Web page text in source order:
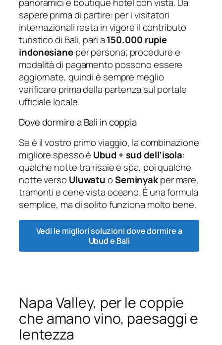
sapere prima di partire: per i visitatori
internazionali resta in vigore il contributo
turistico di Bali, pari a150.000 rupie
indonesianeper persona; procedure e
modalità di pagamento possono essere
aggiornate, quindi è sempre meglio
verificare prima della partenza sul portale
ufficiale locale.
Dove dormire a Bali in coppia
Se è il vostro primo viaggio, la combinazione
migliore spesso è Ubud + sud dell’isola:
qualche notte tra risaie e spa, poi qualche
notte verso UluwatuoSeminyakper mare,
tramonti e cene vista oceano. È una formula
semplice, ma di solito funziona molto bene.
Vedi le migliori soluzioni dove dormire a
Ubud e Bali
Napa Valley, per le coppie
che amano vino, paesaggi e
lentezza